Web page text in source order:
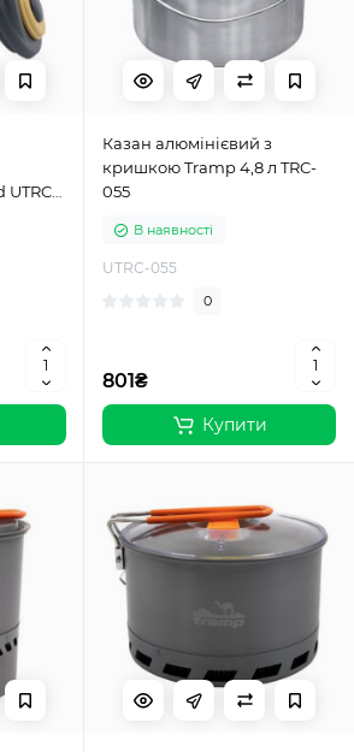
Казан алюмінієвий з
кришкою Tramp 4,8 л TRC-
055
В наявності
UTRC-055
0
801₴
Купити